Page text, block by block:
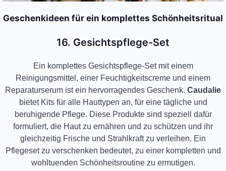
Geschenkideen für ein komplettes Schönheitsritual
16. Gesichtspflege-Set
Ein komplettes Gesichtspflege-Set mit einem
Reinigungsmittel, einer Feuchtigkeitscreme und einem
Reparaturserum ist ein hervorragendes Geschenk. Caudalie
bietet Kits für alle Hauttypen an, für eine tägliche und
beruhigende Pflege. Diese Produkte sind speziell dafür
formuliert, die Haut zu ernähren und zu schützen und ihr
gleichzeitig Frische und Strahlkraft zu verleihen. Ein
Pflegeset zu verschenken bedeutet, zu einer kompletten und
wohltuenden Schönheitsroutine zu ermutigen.